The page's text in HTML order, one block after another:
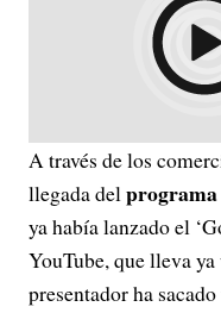
A través de los
llegada delprograma
ya había lanzado el
YouTube, que lleva
presentador ha